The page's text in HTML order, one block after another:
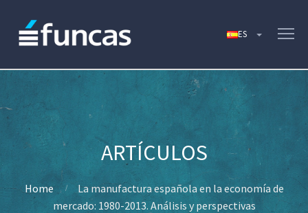
Home
La manufactura española en la economía de
mercado: 1980-2013. Análisis y perspectivas